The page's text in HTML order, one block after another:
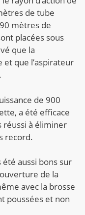
de tube
mètres de
placées sous
que la
et que l’aspirateur
de 900
a été efficace
réussi à éliminer
record.
été aussi bons sur
de la
avec la brosse
poussées et non